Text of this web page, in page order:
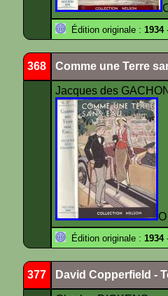
Édition originale : 1934
368 Comme une Terre
Jacques des
O
Édition originale : 1934
377 David Copperfield -